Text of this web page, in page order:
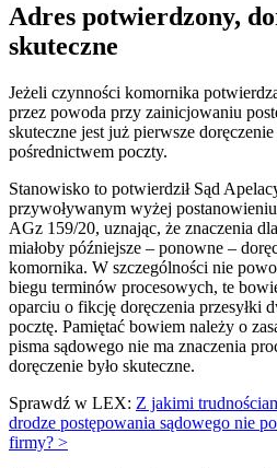
Adres potwierdzony,
skuteczne
Jeżeli czynności komornika
przez powoda przy zainicjowaniu
skuteczne jest już pierwsze
pośrednictwem poczty.
Stanowisko to potwierdził Sąd
przywoływanym wyżej
AGz 159/20, uznając, że znaczenia
miałoby późniejsze – ponowne –
komornika. W szczególności nie
biegu terminów procesowych, te
oparciu o fikcję doręczenia przesyłki
pocztę. Pamiętać bowiem należy o
pisma sądowego nie ma znaczenia
doręczenie było skuteczne.
Sprawdź w LEX: Z jakimi
drodze postępowania sądowego nie
firmy? >